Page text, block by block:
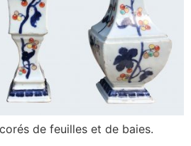
de feuilles et de baies.